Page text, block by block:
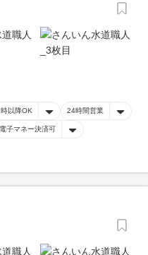
以降OK 24時間営業
電子マネー決済可